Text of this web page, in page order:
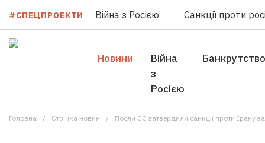
#СПЕЦПРОЕКТИ Війна з Росією Санкції проти
Новини
Війна
з
Росією
Банкрутство
Головна Стрічка новин Посли ЄС затвердили санкції проти Ірану